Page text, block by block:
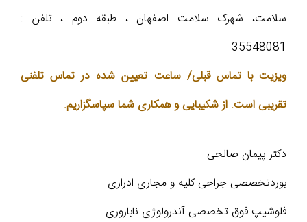
سلامت، شهرک سلامت اصفهان ، طبقه دوم ، تلفن :
35548081
ویزیت با تماس قبلی/ ساعت تعیین شده در تماس تلفنی
تقریبی است. از شکیبایی و همکاری شما سپاسگزاریم.
دکتر پیمان صالحی
بوردتخصصی جراحی کلیه و مجاری ادراری
فلوشیپ فوق تخصصی آندرولوژی ناباروری